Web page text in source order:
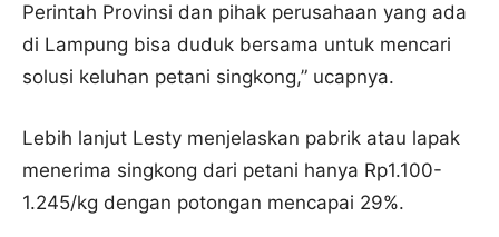
Perintah Provinsi dan pihak perusahaan yang ada
di Lampung bisa duduk bersama untuk mencari
solusi keluhan petani singkong,” ucapnya.
Lebih lanjut Lesty menjelaskan pabrik atau lapak
menerima singkong dari petani hanya Rp1.100-
1.245/kg dengan potongan mencapai 29%.